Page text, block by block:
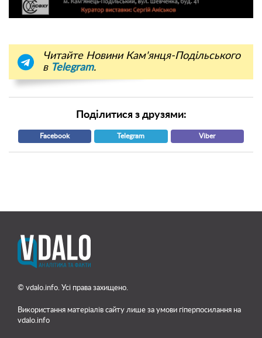
Читайте Новини Кам'янця-Подільського
в Telegram.
Поділитися з друзями:
Facebook Telegram Viber
© vdalo.info. Усі права захищено.
Використання матеріалів сайту лише за умови гіперпосилання на
vdalo.info